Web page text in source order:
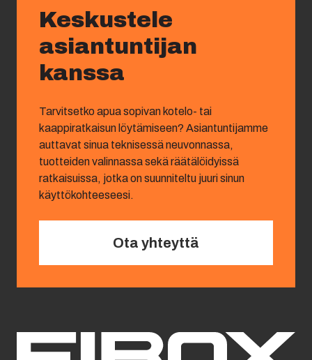
Keskustele
asiantuntijan
kanssa
Tarvitsetko apua sopivan kotelo- tai
kaappiratkaisun löytämiseen? Asiantuntijamme
auttavat sinua teknisessä neuvonnassa,
tuotteiden valinnassa sekä räätälöidyissä
ratkaisuissa, jotka on suunniteltu juuri sinun
käyttökohteeseesi.
Ota yhteyttä